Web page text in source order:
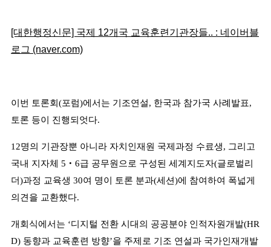
[대한행정신문] 국제 12개국 교육훈련기관장들.. : 네이버블
로그 (naver.com)
이번 토론회 (포럼)에서는 기조연설, 한국과 참가국 사례발표,
토론 등이 진행되엇다.
12명의 기관장뿐 아니라 자치인재원 국제과정 수료생, 그리고
국내 지자체 5 ‧ 6급 공무원으로 구성된 세계지도자(글로벌리
더)과정 교육생 30여 명이 토론 분과(세션)에 참여하여 폭넓게
의견을 교환했다.
개회식에서는 ‘디지털 전환 시대의 공공분야 인적자원개발(HR
D) 동향과 교육훈련 방향’을 주제로 기조 연설과 국가인재개발